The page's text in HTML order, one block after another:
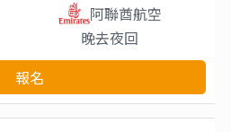
阿聯酋航空
晚去夜回
報名